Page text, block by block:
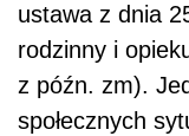
ustawa z dnia
rodzinny i
z późn. zm).
społecznych